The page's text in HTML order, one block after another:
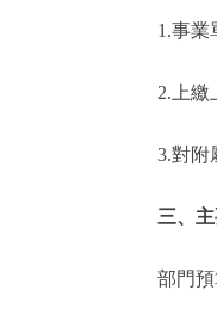
1.事業單
2.上繳上
3.對附屬
三、
部門預算